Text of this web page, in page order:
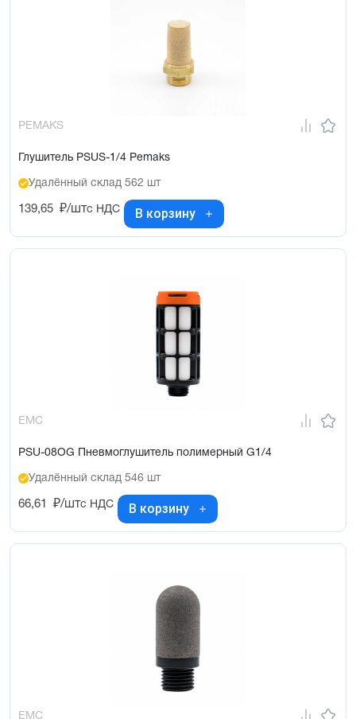
PEMAKS
Глушитель PSUS-1/4 Pemaks
Удалённый склад 562 шт
139,65 ₽/штс НДС В корзину
EMC
PSU-08OG Пневмоглушитель полимерный G1/4
Удалённый склад 546 шт
66,61 ₽/штс НДС В корзину
EMC